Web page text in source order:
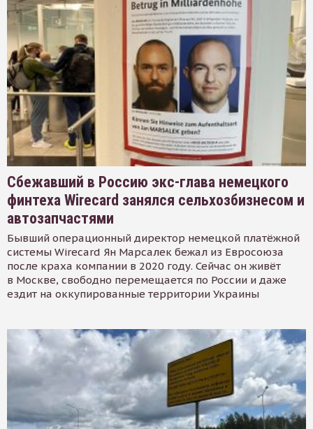
Сбежавший в Россию экс-глава немецкого
финтеха Wirecard занялся сельхозбизнесом и
автозапчастями
Бывший операционный директор немецкой платёжной
системы Wirecard Ян Марсалек бежал из Евросоюза
после краха компании в 2020 году. Сейчас он живёт
в Москве, свободно перемещается по России и даже
ездит на оккупированные территории Украины